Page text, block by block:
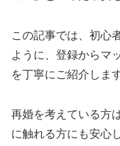
この記事では、初心
ように、登録からマ
を丁寧にご紹介します
再婚を考えている方
に触れる方にも安心